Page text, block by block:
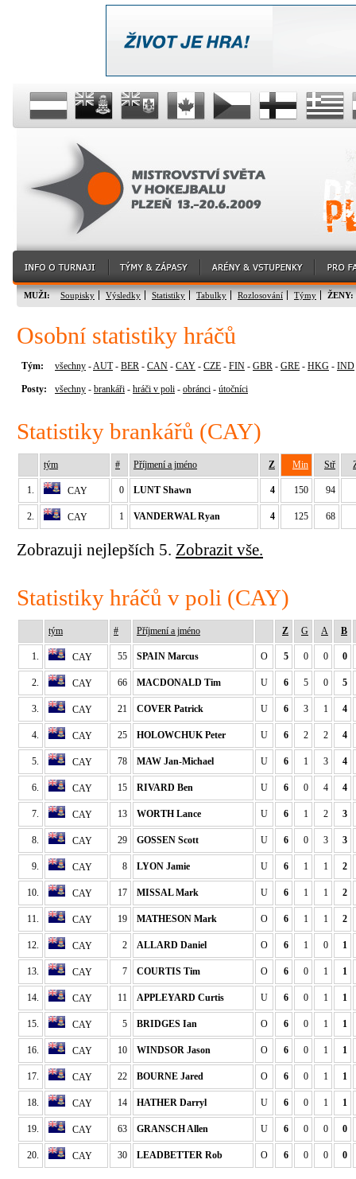
MUŽI: Soupisky Výsledky Statistiky Tabulky Rozlosování Týmy ŽENY:
Osobní statistiky hráčů
Tým: všechny -AUT- BER - CAN - CAY - CZE - FIN - GBR - GRE - HKG - IND
Posty: všechny - brankáři - hráči v poli - obránci - útočníci
Statistiky brankářů (CAY)
tým # Příjmení a jméno Z Min Stř
1. CAY 0 LUNT Shawn 4 150 94
2. CAY 1 VANDERWAL Ryan 4 125 68
Zobrazuji nejlepších 5. Zobrazit vše.
Statistiky hráčů v poli (CAY)
tým # Příjmení a jméno Z G A B
1. CAY 55 SPAIN Marcus O 5 0 0 0
2. CAY 66 MACDONALD Tim U 6 5 0 5
3. CAY 21 COVER Patrick U 6 3 1 4
4. CAY 25 HOLOWCHUK Peter U 6 2 2 4
5. CAY 78 MAW Jan-Michael U 6 1 3 4
6. CAY 15 RIVARD Ben U 6 0 4 4
7. CAY 13 WORTH Lance U 6 1 2 3
8. CAY 29 GOSSEN Scott U 6 0 3 3
9. CAY 8 LYON Jamie U 6 1 1 2
10. CAY 17 MISSAL Mark U 6 1 1 2
11. CAY 19 MATHESON Mark O 6 1 1 2
12. CAY 2 ALLARD Daniel O 6 1 0 1
13. CAY 7 COURTIS Tim O 6 0 1 1
14. CAY 11 APPLEYARD Curtis U 6 0 1 1
15. CAY 5 BRIDGES Ian O 6 0 1 1
16. CAY 10 WINDSOR Jason O 6 0 1 1
17. CAY 22 BOURNE Jared O 6 0 1 1
18. CAY 14 HATHER Darryl U 6 0 1 1
19. CAY 63 GRANSCH Allen U 6 0 0 0
20. CAY 30 LEADBETTER Rob O 6 0 0 0